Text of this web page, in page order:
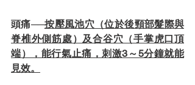
頭痛──按壓風池穴（位於後頸部髮際與
脊椎外側筋處）及合谷穴（手掌虎口頂
端），能行氣止痛，刺激3～5分鐘就能
見效。